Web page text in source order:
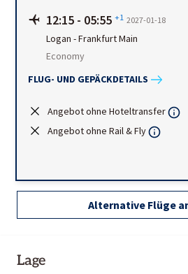
12:15 - 05:55 +1 2027-01-18
Logan -Frankfurt Main
Economy
FLUG- UND GEPÄCKDETAILS
Angebot ohne Hoteltransfer
Angebot ohne Rail & Fly
Alternative Flüge
Lage